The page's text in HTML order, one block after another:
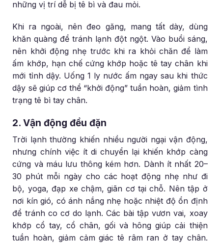
những vị trí dễ bị tê bì và đau mỏi.
Khi ra ngoài, nên đeo găng, mang tất dày, dùng
khăn quàng để tránh lạnh đột ngột. Vào buổi sáng,
nên khởi động nhẹ trước khi ra khỏi chăn để làm
ấm khớp, hạn chế cứng khớp hoặc tê tay chân khi
mới tỉnh dậy. Uống 1 ly nước ấm ngay sau khi thức
dậy sẽ giúp cơ thể “khởi động” tuần hoàn, giảm tình
trạng tê bì tay chân.
2. Vận động đều đặn
Trời lạnh thường khiến nhiều người ngại vận động,
nhưng chính việc ít di chuyển lại khiến khớp càng
cứng và máu lưu thông kém hơn. Dành ít nhất 20–
30 phút mỗi ngày cho các hoạt động nhẹ như đi
bộ, yoga, đạp xe chậm, giãn cơ tại chỗ. Nên tập ở
nơi kín gió, có ánh nắng nhẹ hoặc nhiệt độ ổn định
để tránh co cơ do lạnh. Các bài tập vươn vai, xoay
khớp cổ tay, cổ chân, gối và hông giúp cải thiện
tuần hoàn, giảm cảm giác tê râm ran ở tay chân.